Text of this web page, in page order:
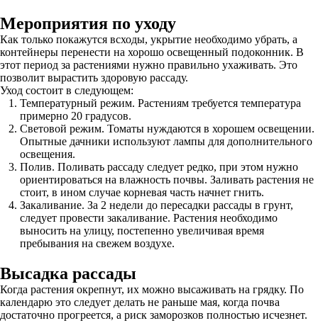
Мероприятия по уходу
Как только покажутся всходы, укрытие необходимо убрать, а
контейнеры перенести на хорошо освещенный подоконник. В
этот период за растениями нужно правильно ухаживать. Это
позволит вырастить здоровую рассаду.
Уход состоит в следующем:
Температурный режим. Растениям требуется температура
примерно 20 градусов.
Световой режим. Томаты нуждаются в хорошем освещении.
Опытные дачники используют лампы для дополнительного
освещения.
Полив. Поливать рассаду следует редко, при этом нужно
ориентироваться на влажность почвы. Заливать растения не
стоит, в ином случае корневая часть начнет гнить.
Закаливание. За 2 недели до пересадки рассады в грунт,
следует провести закаливание. Растения необходимо
выносить на улицу, постепенно увеличивая время
пребывания на свежем воздухе.
Высадка рассады
Когда растения окрепнут, их можно высаживать на грядку. По
календарю это следует делать не раньше мая, когда почва
достаточно прогреется, а риск заморозков полностью исчезнет.